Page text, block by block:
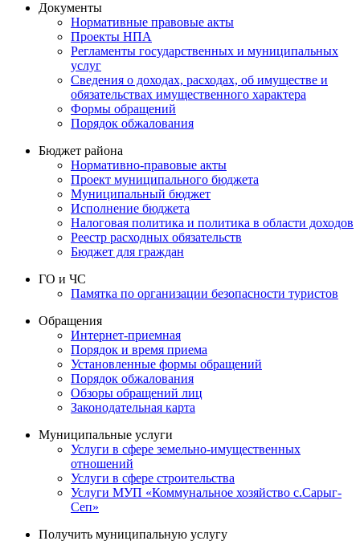
Документы
Нормативные правовые акты
Проекты НПА
Регламенты государственных и муниципальных
услуг
Сведения о доходах, расходах, об имуществе и
обязательствах имущественного характера
Формы обращений
Порядок обжалования
Бюджет района
Нормативно-правовые акты
Проект муниципального бюджета
Муниципальный бюджет
Исполнение бюджета
Налоговая политика и политика в области доходов
Реестр расходных обязательств
Бюджет для граждан
ГО и ЧС
Памятка по организации безопасности туристов
Обращения
Интернет-приемная
Порядок и время приема
Установленные формы обращений
Порядок обжалования
Обзоры обращений лиц
Законодательная карта
Муниципальные услуги
Услуги в сфере земельно-имущественных
отношений
Услуги в сфере строительства
Услуги МУП «Коммунальное хозяйство с.Сарыг-
Сеп»
Получить муниципальную услугу